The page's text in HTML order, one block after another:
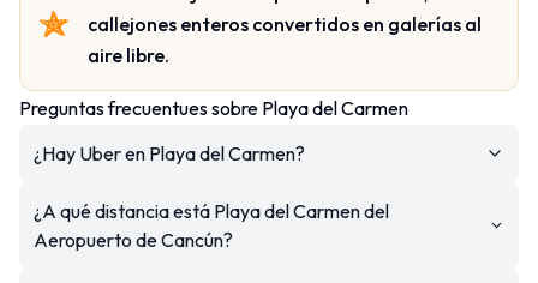
callejones enteros convertidos en galerías al
aire libre.
Preguntas frecuentues sobre Playa del Carmen
¿Hay Uber en Playa del Carmen?
¿A qué distancia está Playa del Carmen del
Aeropuerto de Cancún?